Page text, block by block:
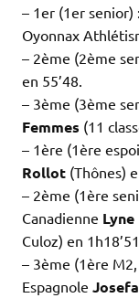
– 1er (1er senior) :
Oyonnax
– 2ème (2ème
en 55’48.
– 3ème (3ème
Femmes (11
– 1ère (1ère
Rollot (Thônes)
– 2ème (1ère
Canadienne
Culoz) en
– 3ème (1ère
Espagnole